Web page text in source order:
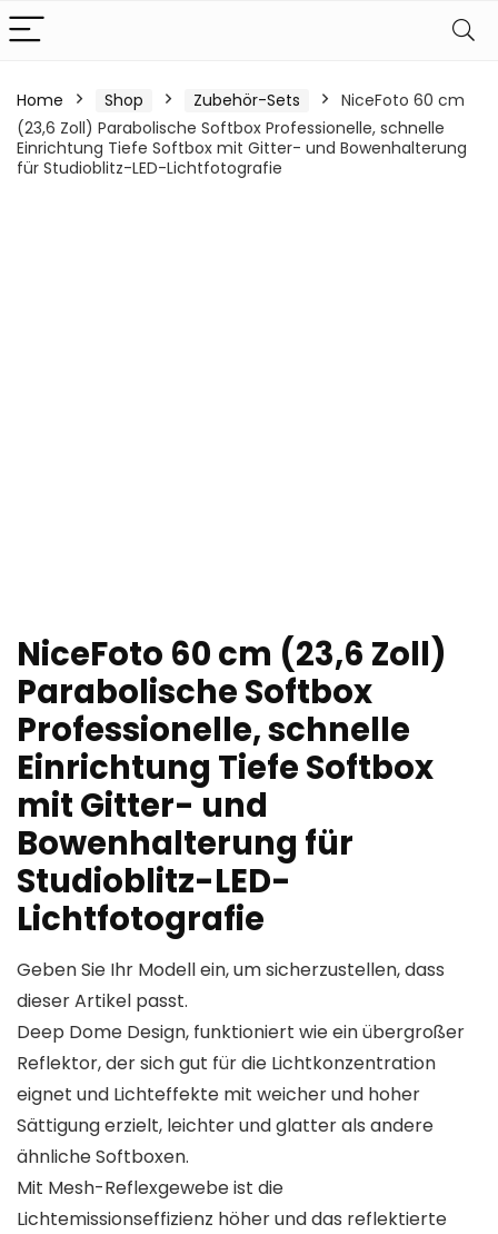
Home Shop Zubehör-Sets
NiceFoto 60 cm
(23,6 Zoll) Parabolische Softbox Professionelle, schnelle
Einrichtung Tiefe Softbox mit Gitter- und Bowenhalterung
für Studioblitz-LED-Lichtfotografie
NiceFoto 60 cm (23,6 Zoll)
Parabolische Softbox
Professionelle, schnelle
Einrichtung Tiefe Softbox
mit Gitter- und
Bowenhalterung für
Studioblitz-LED-
Lichtfotografie
Geben Sie Ihr Modell ein, um sicherzustellen, dass
dieser Artikel passt.
Deep Dome Design, funktioniert wie ein übergroßer
Reflektor, der sich gut für die Lichtkonzentration
eignet und Lichteffekte mit weicher und hoher
Sättigung erzielt, leichter und glatter als andere
ähnliche Softboxen.
Mit Mesh-Reflexgewebe ist die
Lichtemissionseffizienz höher und das reflektierte